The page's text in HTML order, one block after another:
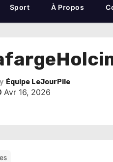
Sport À Propos
Équipe LeJourPile
Avr 16, 2026